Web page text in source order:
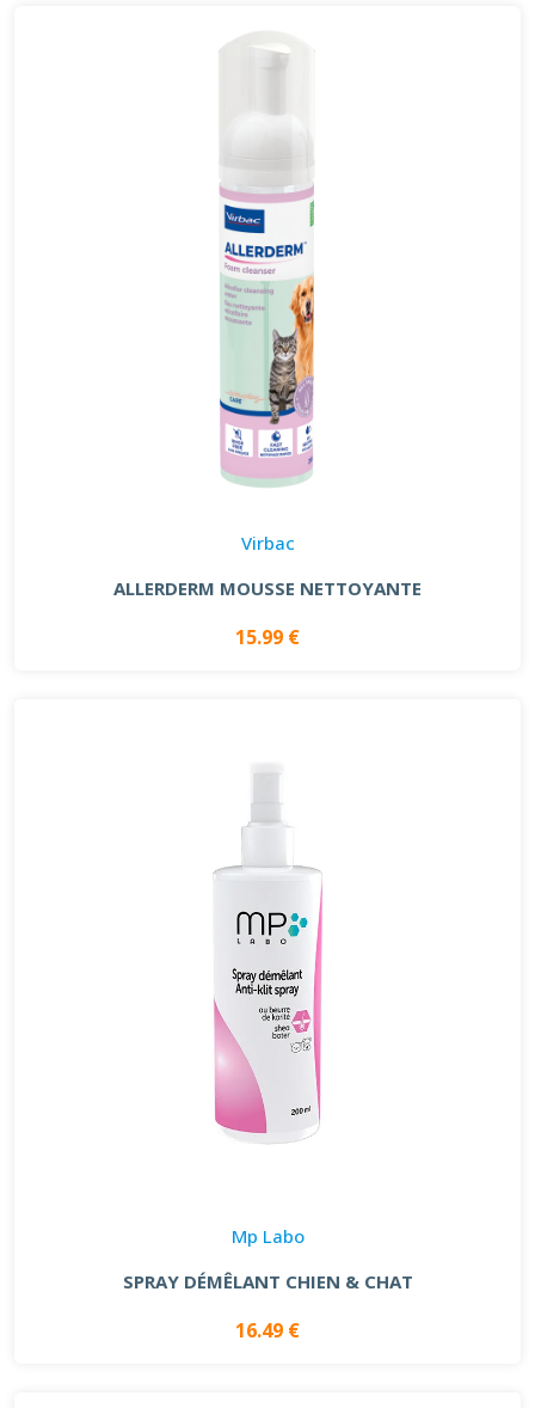
Virbac
ALLERDERM MOUSSE NETTOYANTE
15.99 €
Mp Labo
SPRAY DÉMÊLANT CHIEN & CHAT
16.49 €